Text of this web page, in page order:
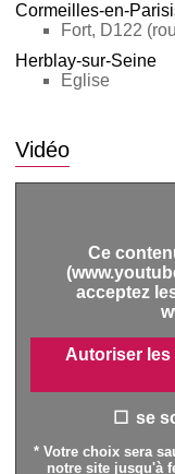
Cormeilles-en-
Fort, D122
Herblay-sur-Seine
Eglise
Vidéo
Ce
acceptez
Autoriser les
se
* Votre choix sera
notre site jusqu'à